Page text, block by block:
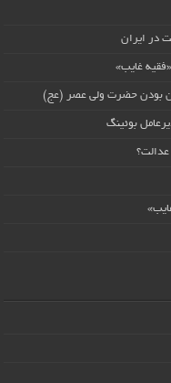
در ایران
غایب»
زن بودن حضرت ولی عصر (عج)
بوئینگ